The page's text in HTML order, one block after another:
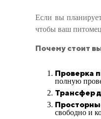
Если вы
чтобы ваш
Почему стоит
Проверка
полную
Трансфер
свободно и